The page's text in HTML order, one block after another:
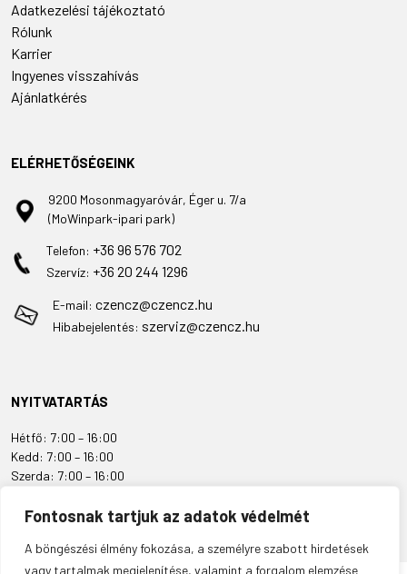
Fontosnak tartjuk az adatok védelmét
A böngészési élmény fokozása, a személyre szabott hirdetések
vagy tartalmak megjelenítése, valamint a forgalom elemzése
Adatkezelési tájékoztató
Rólunk
Karrier
Ingyenes visszahívás
Ajánlatkérés
ELÉRHETŐSÉGEINK
9200 Mosonmagyaróvár, Éger u. 7/a
(MoWinpark-ipari park)
Telefon: +36 96 576 702
Szervíz: +36 20 244 1296
E-mail: czencz@czencz.hu
Hibabejelentés: szerviz@czencz.hu
NYITVATARTÁS
Hétfő: 7:00 – 16:00
Kedd: 7:00 – 16:00
Szerda: 7:00 – 16:00
Péntek: 7:00 – 16:00
Vasárnap: ZÁRVA